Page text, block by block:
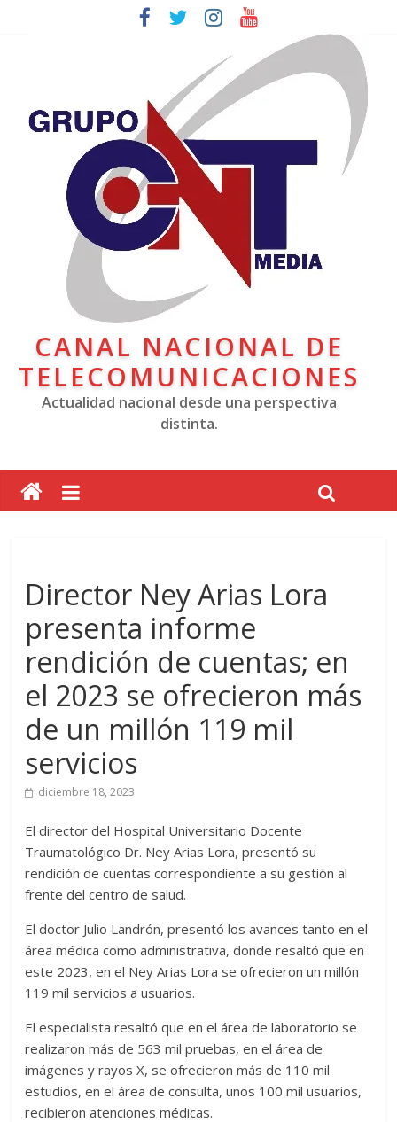
CANAL NACIONAL DE
TELECOMUNICACIONES
Actualidad nacional desde una perspectiva
distinta.
Director Ney Arias Lora
presenta informe
rendición de cuentas; en
el 2023 se ofrecieron más
de un millón 119 mil
servicios
diciembre 18, 2023
El director del Hospital Universitario Docente
Traumatológico Dr. Ney Arias Lora, presentó su
rendición de cuentas correspondiente a su gestión al
frente del centro de salud.
El doctor Julio Landrón, presentó los avances tanto en el
área médica como administrativa, donde resaltó que en
este 2023, en el Ney Arias Lora se ofrecieron un millón
119 mil servicios a usuarios.
El especialista resaltó que en el área de laboratorio se
realizaron más de 563 mil pruebas, en el área de
imágenes y rayos X, se ofrecieron más de 110 mil
estudios, en el área de consulta, unos 100 mil usuarios,
recibieron atenciones médicas.